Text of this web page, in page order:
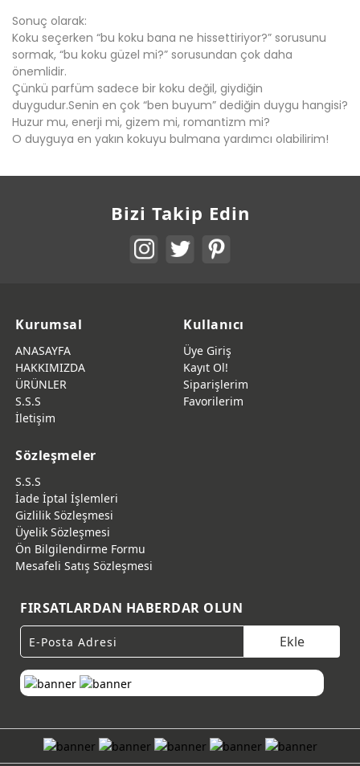
Sonuç olarak:
Koku seçerken “bu koku bana ne hissettiriyor?” sorusunu
sormak, “bu koku güzel mi?” sorusundan çok daha
önemlidir.
Çünkü parfüm sadece bir koku değil, giydiğin
duygudur.Senin en çok “ben buyum” dediğin duygu hangisi?
Huzur mu, enerji mi, gizem mi, romantizm mi?
O duyguya en yakın kokuyu bulmana yardımcı olabilirim!
Bizi Takip Edin
Kurumsal
ANASAYFA
HAKKIMIZDA
ÜRÜNLER
S.S.S
İletişim
Kullanıcı
Üye Giriş
Kayıt Ol!
Siparişlerim
Favorilerim
Sözleşmeler
S.S.S
İade İptal İşlemleri
Gizlilik Sözleşmesi
Üyelik Sözleşmesi
Ön Bilgilendirme Formu
Mesafeli Satış Sözleşmesi
FIRSATLARDAN HABERDAR OLUN
Ekle